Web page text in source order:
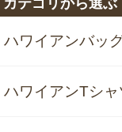
カテゴリから選ぶ
ハワイアンバッ
ハワイアンTシャ